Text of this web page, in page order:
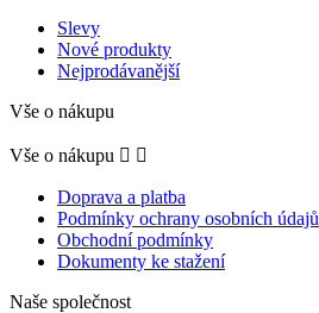
Slevy
Nové produkty
Nejprodávanější
Vše o nákupu
Vše o nákupu  
Doprava a platba
Podmínky ochrany osobních údajů
Obchodní podmínky
Dokumenty ke stažení
Naše společnost